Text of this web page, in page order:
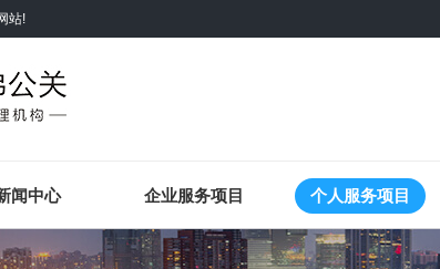
站!
闻中心 企业服务项目 个人服务项目